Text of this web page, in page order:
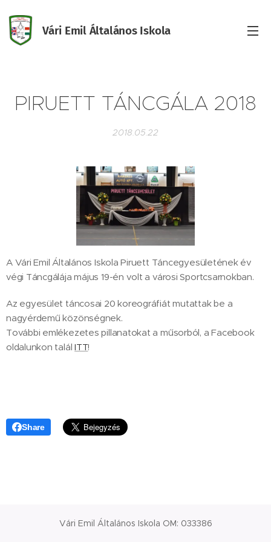
Vári Emil Általános Iskola
PIRUETT TÁNCGÁLA 2018
2018.05.22
A Vári Emil Általános Iskola Piruett Táncegyesületének év
végi Táncgálája május 19-én volt a városi Sportcsarnokban.
Az egyesület táncosai 20 koreográfiát mutattak be a
nagyérdemű közönségnek.
További emlékezetes pillanatokat a műsorból, a Facebook
oldalunkon találITT!
Share
Vári Emil Általános Iskola OM: 033386